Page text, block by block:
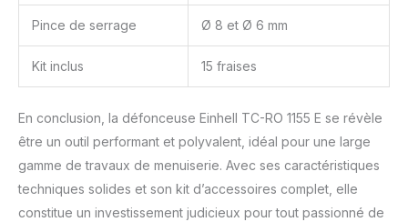
Pince de serrage Ø 8 et Ø 6 mm
Kit inclus 15 fraises
En conclusion, la défonceuse Einhell TC-RO 1155 E se révèle
être un outil performant et polyvalent, idéal pour une large
gamme de travaux de menuiserie. Avec ses caractéristiques
techniques solides et son kit d’accessoires complet, elle
constitue un investissement judicieux pour tout passionné de